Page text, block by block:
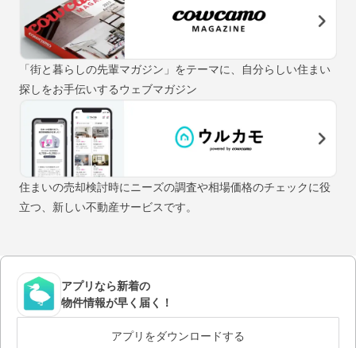
「街と暮らしの先輩マガジン」をテーマに、自分らしい住まい
探しをお手伝いするウェブマガジン
住まいの売却検討時にニーズの調査や相場価格のチェックに役
立つ、新しい不動産サービスです。
アプリなら新着の
物件情報が早く届く！
アプリをダウンロードする